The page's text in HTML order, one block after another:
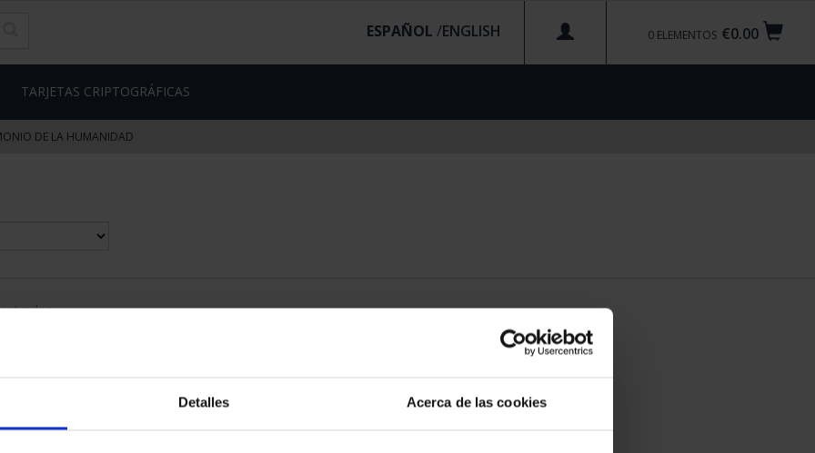
Detalles Acerca de las cookies
€0.00
0 ELEMENTOS
ESPAÑOL /
TARJETAS CRIPTOGRÁFICAS
DE LA HUMANIDAD